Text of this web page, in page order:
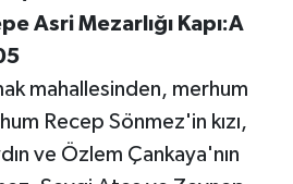
Asri Mezarlığı Kapı:A
mahallesinden, merhum
Recep Sönmez'in kızı,
ve Özlem Çankaya'nın